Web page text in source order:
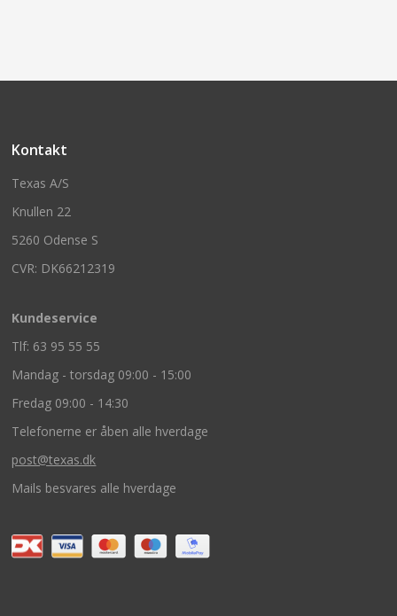
Kontakt
Texas A/S
Knullen 22
5260 Odense S
CVR: DK66212319
Kundeservice
Tlf: 63 95 55 55
Mandag - torsdag 09:00 - 15:00
Fredag 09:00 - 14:30
Telefonerne er åben alle hverdage
post@texas.dk
Mails besvares alle hverdage